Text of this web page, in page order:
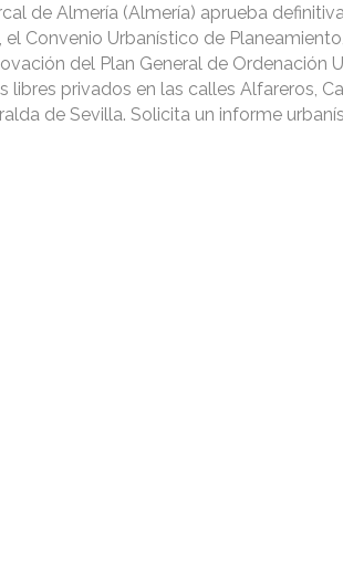
de Almería (Almería) aprueba
el Convenio Urbanístico de
del Plan General de Ordenación
libres privados en las calles Alfareros,
de Sevilla. Solicita un informe